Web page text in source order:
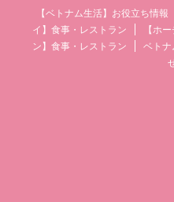
【ベトナム生活】お役立ち情報
イ】食事・レストラン
【ホ
ン】食事・レストラン
ベトナ